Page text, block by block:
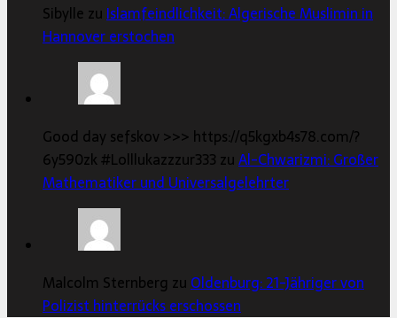
Sibylle zu Islamfeindlichkeit: Algerische Muslimin in
Hannover erstochen
Good day sefskov >>> https://q5kgxb4s78.com/?
6y590zk #Lolllukazzzur333 zuAl-Chwarizmi: Großer
Mathematiker und Universalgelehrter
Malcolm Sternberg zu Oldenburg: 21-Jähriger von
Polizist hinterrücks erschossen